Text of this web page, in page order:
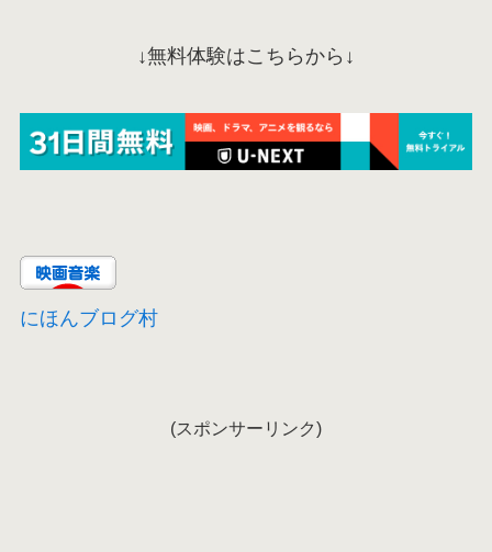
↓無料体験はこちらから↓
にほんブログ村
(スポンサーリンク)